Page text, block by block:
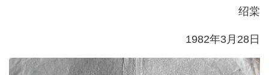
绍棠
1982年3月28日